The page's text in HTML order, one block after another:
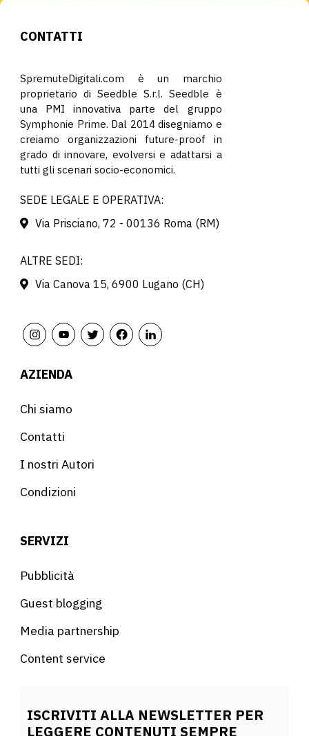
CONTATTI
SpremuteDigitali.com è un marchio
proprietario di Seedble S.r.l. Seedble è
una PMI innovativa parte del gruppo
Symphonie Prime. Dal 2014 disegniamo e
creiamo organizzazioni future-proof in
grado di innovare, evolversi e adattarsi a
tutti gli scenari socio-economici.
SEDE LEGALE E OPERATIVA:
Via Prisciano, 72 - 00136 Roma (RM)
ALTRE SEDI:
Via Canova 15, 6900 Lugano (CH)
AZIENDA
Chi siamo
Contatti
I nostri Autori
Condizioni
SERVIZI
Pubblicità
Guest blogging
Media partnership
Content service
ISCRIVITI ALLA NEWSLETTER PER
LEGGERE CONTENUTI SEMPRE